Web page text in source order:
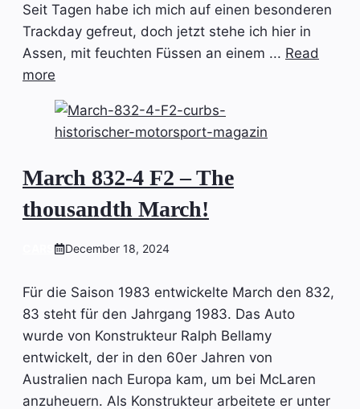
Seit Tagen habe ich mich auf einen besonderen
Trackday gefreut, doch jetzt stehe ich hier in
Assen, mit feuchten Füssen an einem ... Read
more
March 832-4 F2 – The
thousandth March!
December 18, 2024
Für die Saison 1983 entwickelte March den 832,
83 steht für den Jahrgang 1983. Das Auto
wurde von Konstrukteur Ralph Bellamy
entwickelt, der in den 60er Jahren von
Australien nach Europa kam, um bei McLaren
anzuheuern. Als Konstrukteur arbeitete er unter